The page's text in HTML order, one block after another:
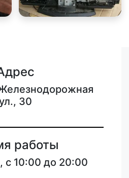
30
работы
с 10:00 до 20:00